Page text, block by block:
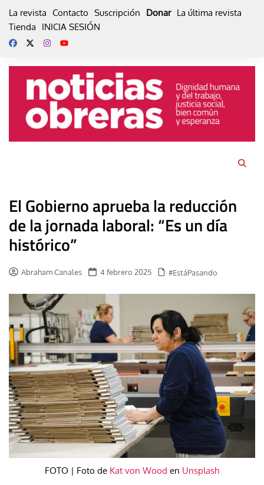
La revista Contacto Suscripción Donar La última revista
Tienda
INICIA SESIÓN
El Gobierno aprueba la reducción
de la jornada laboral: “Es un día
histórico”
Abraham Canales 4 febrero 2025 #EstáPasando
FOTO | Foto de Kat von Wood en Unsplash